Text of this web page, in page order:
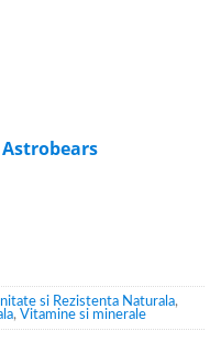
si Rezistenta Naturala,
, Vitamine si minerale